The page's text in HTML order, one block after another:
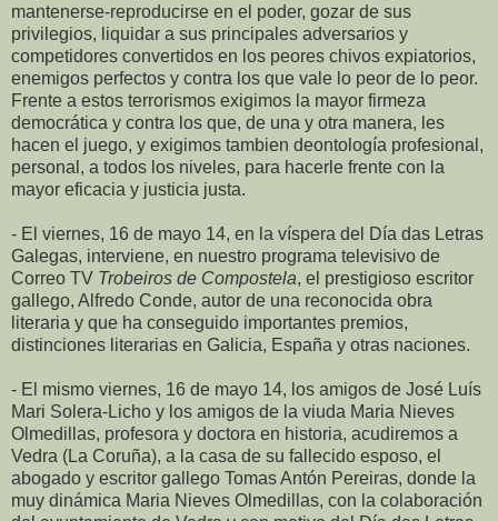
mantenerse-reproducirse en el poder, gozar de sus
privilegios, liquidar a sus principales adversarios y
competidores convertidos en los peores chivos expiatorios,
enemigos perfectos y contra los que vale lo peor de lo peor.
Frente a estos terrorismos exigimos la mayor firmeza
democrática y contra los que, de una y otra manera, les
hacen el juego, y exigimos tambien deontología profesional,
personal, a todos los niveles, para hacerle frente con la
mayor eficacia y justicia justa.
- El viernes, 16 de mayo 14, en la víspera del Día das Letras
Galegas, interviene, en nuestro programa televisivo de
Correo TV Trobeiros de Compostela, el prestigioso escritor
gallego, Alfredo Conde, autor de una reconocida obra
literaria y que ha conseguido importantes premios,
distinciones literarias en Galicia, España y otras naciones.
- El mismo viernes, 16 de mayo 14, los amigos de José Luís
Mari Solera-Licho y los amigos de la viuda Maria Nieves
Olmedillas, profesora y doctora en historia, acudiremos a
Vedra (La Coruña), a la casa de su fallecido esposo, el
abogado y escritor gallego Tomas Antón Pereiras, donde la
muy dinámica Maria Nieves Olmedillas, con la colaboración